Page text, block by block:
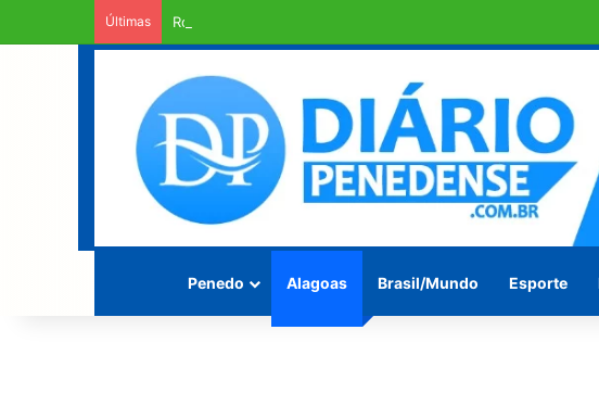
Últimas Rodovia Mario Freire Leahy, campeã de crateras em Penedo
Penedo Alagoas Brasil/Mundo Esporte